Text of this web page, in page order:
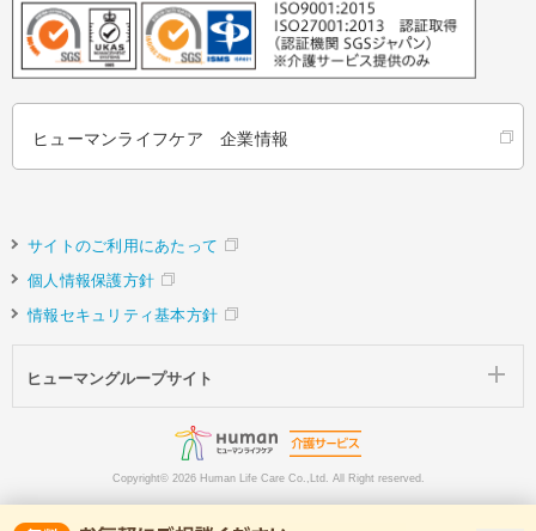
ヒューマンライフケア 企業情報
サイトのご利用にあたって
個人情報保護方針
情報セキュリティ基本方針
ヒューマングループサイト
Copyright© 2026 Human Life Care Co.,Ltd. All Right reserved.